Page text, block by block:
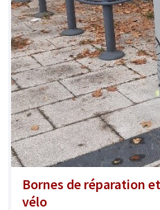
Bornes de réparation
vélo